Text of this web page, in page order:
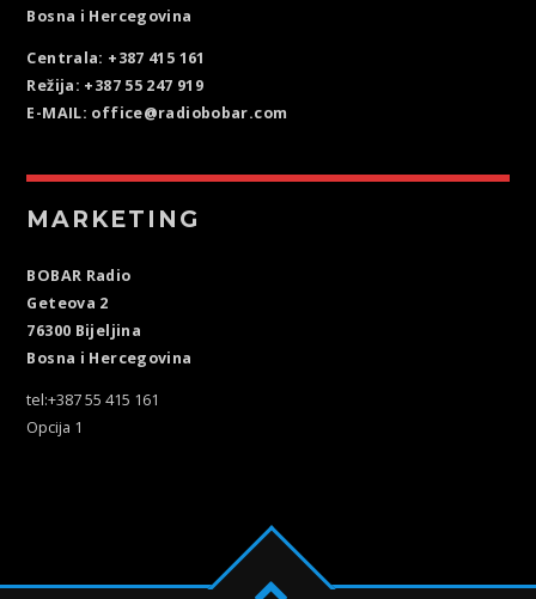
Bosna i Hercegovina
Centrala: +387 415 161
Režija: +387 55 247 919
E-MAIL: office@radiobobar.com
MARKETING
BOBAR Radio
Geteova 2
76300 Bijeljina
Bosna i Hercegovina
tel:+387 55 415 161
Opcija 1